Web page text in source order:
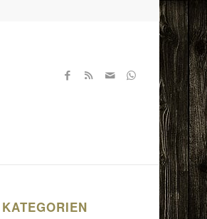
KATEGORIEN